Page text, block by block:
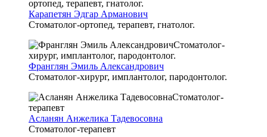
Карапетян Эдгар Арманович
Стоматолог-ортопед, терапевт, гнатолог.
Франглян Эмиль Александрович
Стоматолог-хирург, имплантолог, пародонтолог.
Асланян Анжелика Тадевосовна
Стоматолог-терапевт